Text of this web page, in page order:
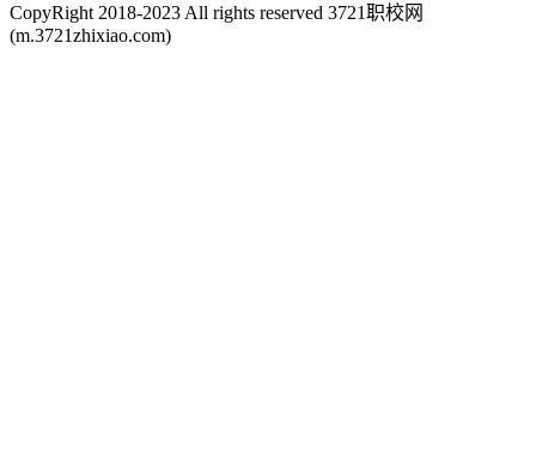
CopyRight 2018-2023 All rights reserved 3721职校网
(m.3721zhixiao.com)